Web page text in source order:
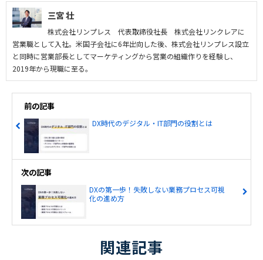
三宮 壮
株式会社リンプレス 代表取締役社長 株式会社リンクレアに
営業職として入社。米国子会社に6年出向した後、株式会社リンプレス設立
と同時に営業部長としてマーケティングから営業の組織作りを経験し、
2019年から現職に至る。
前の記事
DX時代のデジタル・IT部門の役割とは
次の記事
DXの第一歩！失敗しない業務プロセス可視
化の進め方
関連記事